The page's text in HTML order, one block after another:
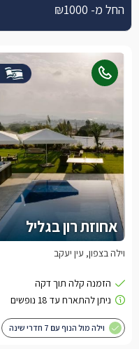
אחוזת רון בגליל
וילה בצפון, עין יעקב
וילה מול הנוף עם 7 חדרי שינה
החל מ- ₪1000